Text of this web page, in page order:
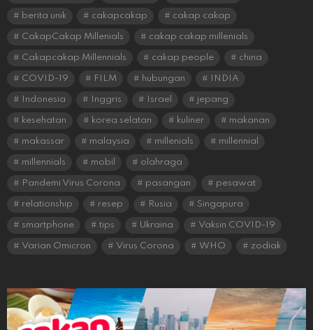
berita unik cakapcakap cakap cakap
CakapCakap Millenials cakap cakap millenials
Cakapcakap Millennials cakap people china
COVID-19 FILM hubungan INDIA
Indonesia Inggris Israel jepang
kesehatan korea selatan kuliner makanan
makassar malaysia millenials millennial
millennials mobil olahraga
Pandemi Virus Corona pasangan pesawat
relationship resep Rusia Singapura
smartphone tips Ukraina Vaksin COVID-19
Varian Omicron Virus Corona WHO zodiak